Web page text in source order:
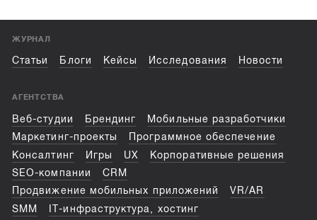
ЖУРНАЛ
Статьи Блоги Кейсы Исследования Новости
АГЕНТСТВА
Веб-студии Брендинг
Мобильные разработчики
Маркетинг-проекты
Программное обеспечение
Консалтинг
Игры UX
Корпоративные решения
SEO-компании
CRM
Продвижение мобильных приложений
VR/AR
SMM
IT-инфраструктура, хостинг